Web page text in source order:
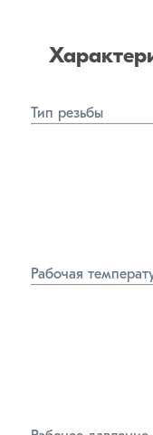
Тип резьбы
Рабочая